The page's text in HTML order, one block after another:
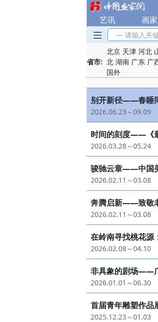
艺讯 画家
— 请输入关
省市:
北京 天津 河北
北 湖南 广东 广
国外
别开新径——春睡
2026.06.23～09.09
时间的刻度——《
2026.03.28～05.24
骏驰云章——中国
2026.02.11～03.08
奔腾启新——致敬
2026.02.11～03.08
在岭南寻找桃花源
2026.02.08～04.10
非具象的剧场——
2026.01.01～06.30
首届青年雕塑作品
2025.12.23～01.03